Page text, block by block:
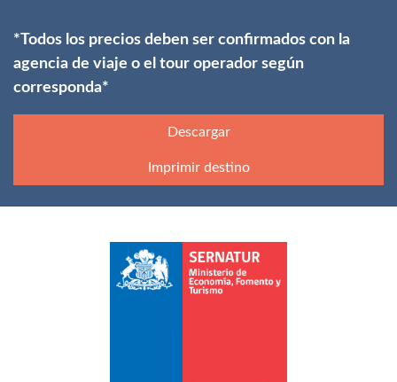
*Todos los precios deben ser confirmados con la
agencia de viaje o el tour operador según
corresponda*
Descargar
Imprimir destino